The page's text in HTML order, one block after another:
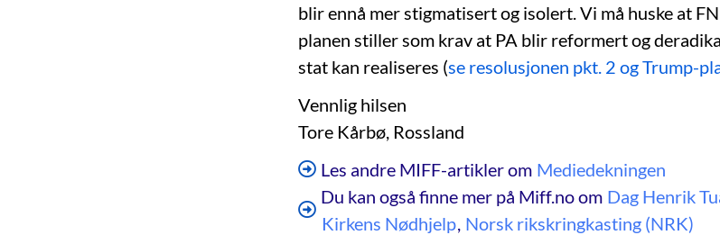
blir ennå mer stigmatisert og isolert. Vi må huske at
planen stiller som krav at PA blir reformert og
stat kan realiseres (se resolusjonen pkt. 2 og Trump-
Vennlig hilsen
Tore Kårbø, Rossland
Les andre MIFF-artikler om Mediedekningen
Du kan også finne mer på Miff.no om Dag Henrik
Kirkens Nødhjelp Norsk rikskringkasting (NRK)